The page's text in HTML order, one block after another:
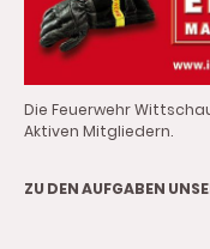
Die Feuerwehr
Aktiven Mitgliedern.
ZU DEN AUFGABEN